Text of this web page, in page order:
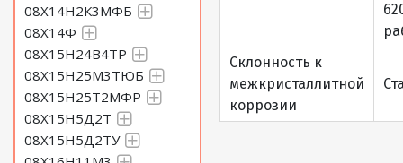
08Х14Н2К3МФБ
08Х14Ф
08Х15Н24В4ТР
08Х15Н25М3ТЮБ
08Х15Н25Т2МФР
08Х15Н5Д2Т
08Х15Н5Д2ТУ
Склонность к
межкристаллитной
коррозии